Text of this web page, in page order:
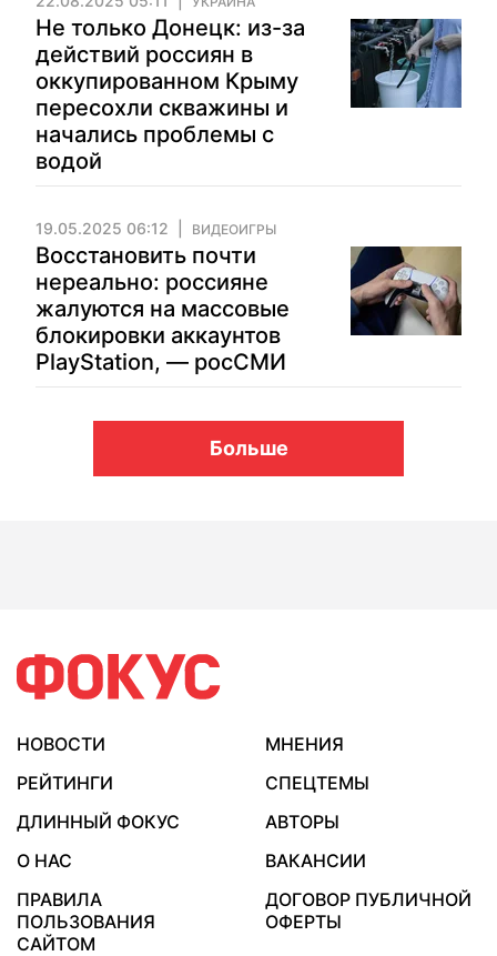
Не только Донецк: из-за
действий россиян в
оккупированном Крыму
пересохли скважины и
начались проблемы с
водой
19.05.2025 06:12 ВИДЕОИГРЫ
Восстановить почти
нереально: россияне
жалуются на массовые
блокировки аккаунтов
PlayStation, — росСМИ
Больше
НОВОСТИ
МНЕНИЯ
РЕЙТИНГИ
СПЕЦТЕМЫ
ДЛИННЫЙ ФОКУС
АВТОРЫ
О НАС
ВАКАНСИИ
ПРАВИЛА
ПОЛЬЗОВАНИЯ
САЙТОМ
ДОГОВОР ПУБЛИЧНОЙ
ОФЕРТЫ